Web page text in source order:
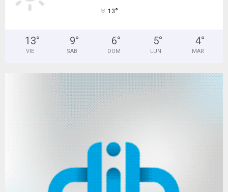
13°
13°
VIE
9°
SAB
6°
DOM
5°
LUN
4°
MAR